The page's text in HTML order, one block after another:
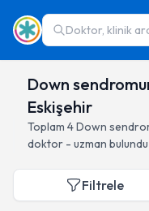
Doktor, klinik
Down
Eskişehir
Toplam 4Down
doktor - uzman bulundu
Filtrele